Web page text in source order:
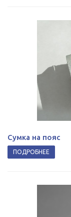
Сумка на пояс
ПОДРОБНЕЕ